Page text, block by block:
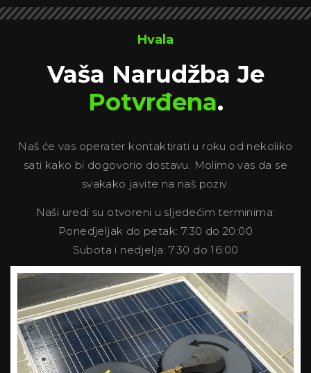
Hvala
Vaša Narudžba Je
Potvrđena.
Naš će vas operater kontaktirati u roku od nekoliko
sati kako bi dogovorio dostavu. Molimo vas da se
svakako javite na naš poziv.
Naši uredi su otvoreni u sljedećim terminima:
Ponedjeljak do petak: 7:30 do 20:00
Subota i nedjelja: 7:30 do 16:00